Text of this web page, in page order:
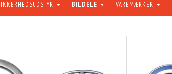
BILDELE VAREMÆRKER